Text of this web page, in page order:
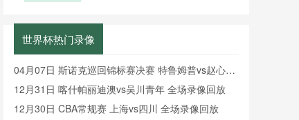
咒？》
看点前瞻
实时回传解
名额：预选
赛末轮竞争
重构
世界杯热门录像
04月07日 斯诺克巡回锦标赛决赛 特鲁姆普vs赵心童
全场录像回放
12月31日 喀什帕丽迪澳vs吴川青年 全场录像回放
12月30日 CBA常规赛 上海vs四川 全场录像回放